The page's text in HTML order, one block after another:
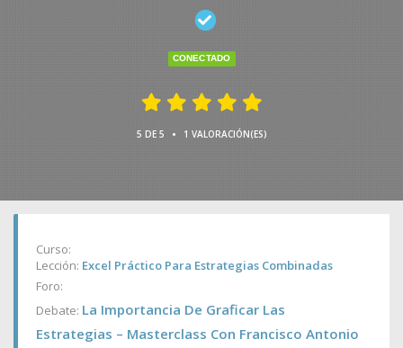
CONECTADO
5 DE 5 • 1 VALORACIÓN(ES)
Curso:
Lección: Excel Práctico Para Estrategias Combinadas
Foro:
Debate: La Importancia De Graficar Las
Estrategias – Masterclass Con Francisco Antonio